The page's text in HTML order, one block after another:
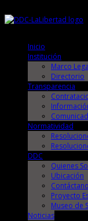
Inicio
Institución
Marco
Directorio
Transparencia
Normatividad
DDC
Quienes
Ubicación
Proyecto
Museo de
Noticias